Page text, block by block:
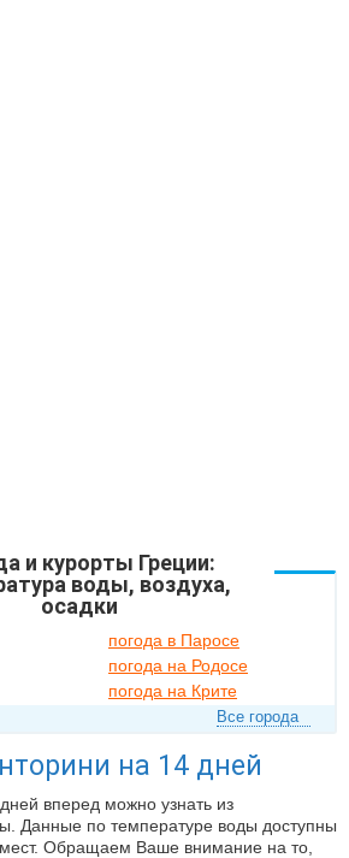
и курорты Греции:
воды, воздуха,
осадки
погода в Паросе
погода на Родосе
погода на Крите
Все города
на 14 дней
вперед можно узнать из
Данные по температуре воды доступны
мест. Обращаем Ваше внимание на то,